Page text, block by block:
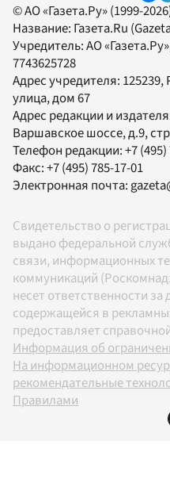
© АО «Газета.Ру» (1999-
Название: Газета.Ru
Учредитель:АО «Газета.Ру»
7743625728
Адрес учредителя:
улица, дом 67
Адрес редакции и
Варшавское шоссе, д.9,
Телефон редакции:+7
Факс:+7 (495) 785-17-01
Электронная почта:
Свидетельство о
выдано федеральной
связи, информационных
коммуникаций
несет ответственности
содержащейся в
предоставляет
Информация об
На информационном
рекомендательные
Правилами